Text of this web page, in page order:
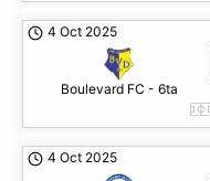
4 Oct 2025
Boulevard FC - 6ta
4 Oct 2025